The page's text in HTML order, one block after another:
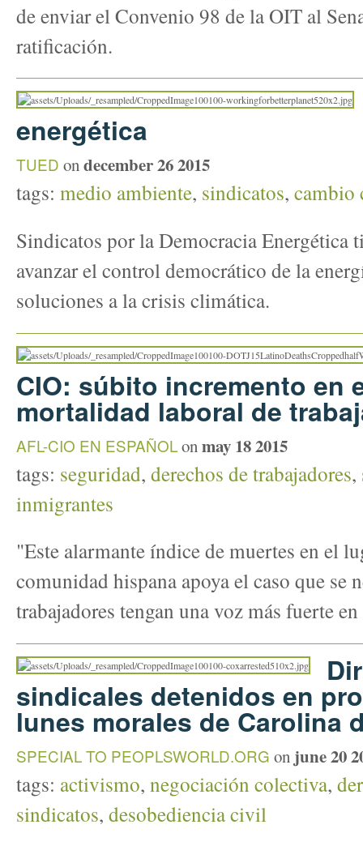
de enviar el Convenio 98 de la OIT al
ratificación.
energética
TUED ondecember 26 2015
tags: medio ambiente, sindicatos, cambio
Sindicatos por la Democracia Energética
avanzar el control democrático de la
soluciones a la crisis climática.
CIO: súbito incremento en
mortalidad laboral de
AFL-CIO EN ESPAÑOLon may 18 2015
tags: seguridad, derechos de trabajadores,
inmigrantes
"Este alarmante índice de muertes en el
comunidad hispana apoya el caso que se
trabajadores tengan una voz más fuerte
sindicales detenidos en
lunes morales de Carolina
SPECIAL TO PEOPLSWORLD.ORG on june 20
tags: activismo, negociación colectiva,
sindicatos, desobediencia civil